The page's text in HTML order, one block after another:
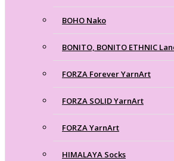
BOHO Nako
BONITO, BONITO ETHNIC
FORZA Forever YarnArt
FORZA SOLID YarnArt
FORZA YarnArt
HIMALAYA Socks